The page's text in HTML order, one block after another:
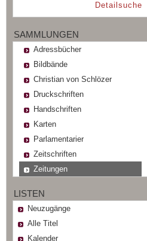
Detailsuche
SAMMLUNGEN
Adressbücher
Bildbände
Christian von Schlözer
Druckschriften
Handschriften
Karten
Parlamentarier
Zeitschriften
Zeitungen
LISTEN
Neuzugänge
Alle Titel
Kalender